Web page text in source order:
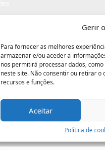
Gerir
Para fornecer as melhores
armazenar e/ou aceder a
nos permitirá processar dados,
neste site. Não consentir ou retirar
recursos e funções.
Aceitar
Política de